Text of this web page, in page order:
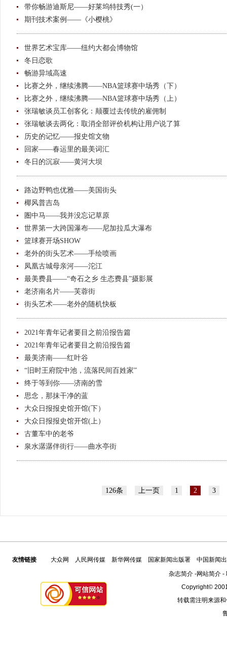
带你畅游迪斯尼——好莱坞特技秀(一）
期刊技术案例——《小樱桃》
世界艺术宝库——纽约大都会博物馆
冬日恋歌
畅游异域高速
比赛之外，继续沸腾——NBA篮球赛中场秀（下）
比赛之外，继续沸腾——NBA篮球赛中场秀（上）
张瑞敏谈员工创客化：颠覆过去传统的雇佣制
张瑞敏谈去两化：取消全部评价机构让用户说了算
历史的记忆——报史馆文物
回家——春运里的最美词汇
冬日的沉寂——黄河大坝
路边野鸭也优雅——美国街头
椰风普吉岛
圏中马——我并没忘记草原
世界第一大跨国瀑布——尼加拉瓜大瀑布
篮球赛开场SHOW
老外的街头艺术——手绘喷画
凤凰古城母亲河——沱江
最美费县——“奇石之乡 生态费县”摄影展
老济南名片——芙蓉街
街头艺术——老外的随机快板
2021年青年记者要目之前沿报告篇
2021年青年记者要目之前沿报告篇
最美济南——红叶谷
“旧时王府院中池，流落民间百姓家”
终于等到你——济南的雪
思念，那抹干净的蓝
大众日报报史馆开馆(下）
大众日报报史馆开馆(上）
古董车中的老爷
泉水潺潺伴街行——曲水亭街
126条 上一页 1 2 3
友情链接 大众网 人民网传媒 新华网传媒 国家新闻出版署
中国新闻
杂志简介-网站简介-
Copyright©
转载需注明来源